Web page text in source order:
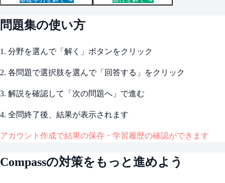
問題集の使い方
1. 分野を選んで「解く」ボタンをクリック
2. 各問題で選択肢を選んで「回答する」をクリック
3. 解説を確認して「次の問題へ」で進む
4. 全問終了後、結果が表示されます
アカウント作成で結果の保存・学習履歴の確認ができます
Compassの対策をもっと進めよう